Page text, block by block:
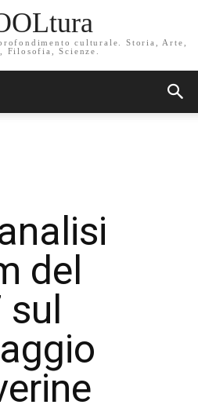
culturale. Storia, Arte,
Filosofia, Scienze.
del